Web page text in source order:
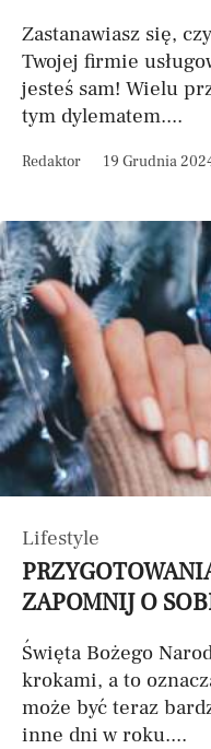
Zastanawiasz się,
Twojej firmie
jesteś sam! Wielu
tym dylematem....
Redaktor 19 Grudnia
Lifestyle
ZAPOMNIJ O
Święta Bożego
krokami, a to
może być teraz
inne dni w roku....